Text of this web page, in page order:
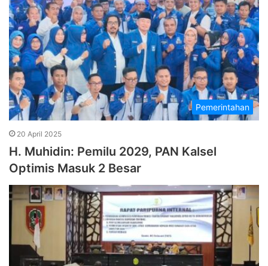
Pemerintahan
20 April 2025
H. Muhidin: Pemilu 2029, PAN Kalsel
Optimis Masuk 2 Besar